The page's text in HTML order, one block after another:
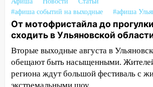
«Мураками»
14:04 Жару смоет ливнями:
погоды в Ульяновской
выходные 8-9 августа
13:30 В Ульяновске
полицейские проведут акцию
#афиша событий на выходные
#афиша
От мотофристайла до
сходить в Ульяновской
Вторые выходные августа в
обещают быть насыщенными.
региона ждут большой фестиваль с